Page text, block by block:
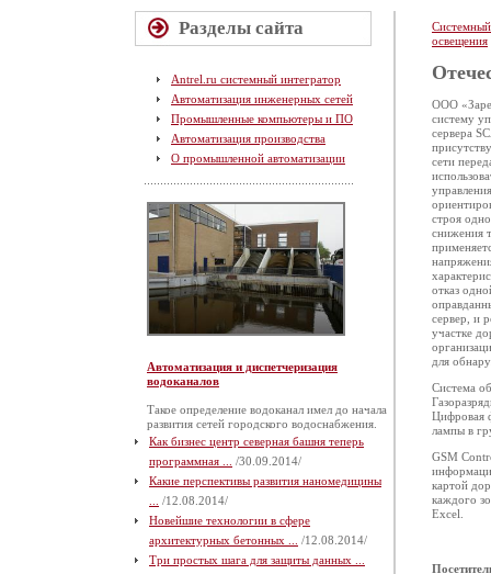
Разделы сайта
Antrel.ru системный интегратор
Автоматизация инженерных сетей
Промышленные компьютеры и ПО
Автоматизация производства
О промышленной автоматизации
Автоматизация и диспетчеризация
водоканалов
Такое определение водоканал имел до начала
развития сетей городского водоснабжения.
Как бизнес центр северная башня теперь
программная ...
/30.09.2014/
Какие перспективы развития наномедицины
/12.08.2014/
Новейшие технологии в сфере
архитектурных бетонных ...
/12.08.2014/
Три простых шага для защиты данных ...
освещения
ООО
систему
сервера
сети
строя
снижения
отказ
сервер, и
участке
для
Система
Цифровая
лампы в
GSM
картой
каждого
Excel.